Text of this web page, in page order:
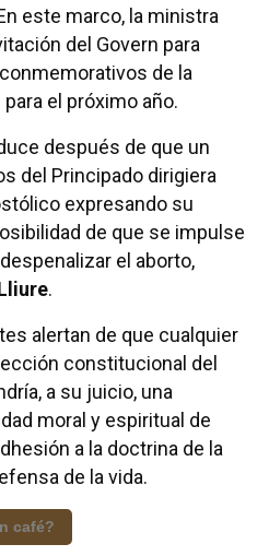
este marco, la ministra
del Govern para
de la
el próximo año.
después de que un
del Principado dirigiera
expresando su
de que se impulse
el aborto,
.
alertan de que cualquier
constitucional del
a su juicio, una
moral y espiritual de
a la doctrina de la
de la vida.
café?